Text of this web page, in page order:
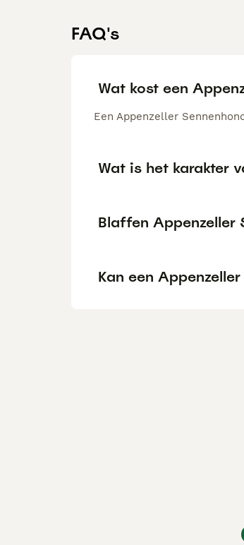
FAQ's
Wat kost een
Een Appenzeller
Wat is het karakter
Blaffen Appenzeller
Kan een